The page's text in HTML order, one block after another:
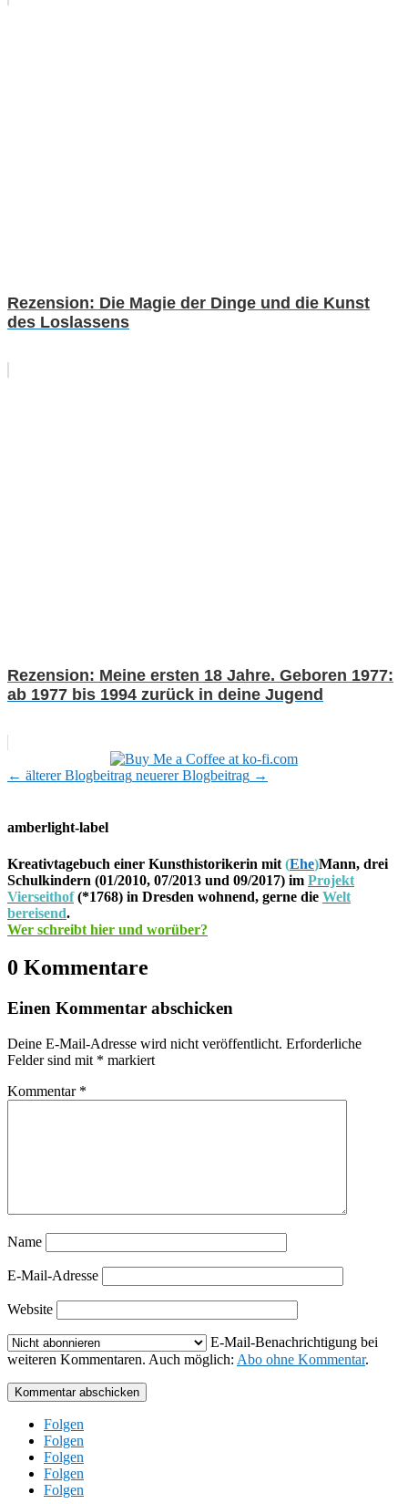
Rezension: Die Magie der Dinge und die Kunst
des Loslassens
Rezension: Meine ersten 18 Jahre. Geboren 1977:
ab 1977 bis 1994 zurück in deine Jugend
← älterer Blogbeitrag neuerer Blogbeitrag →
amberlight-label
Kreativtagebuch einer Kunsthistorikerin mit (Ehe)Mann, drei
Schulkindern (01/2010, 07/2013 und 09/2017) im Projekt
Vierseithof(*1768) in Dresden wohnend, gerne die Welt
bereisend.
Wer schreibt hier und worüber?
0 Kommentare
Einen Kommentar abschicken
Deine E-Mail-Adresse wird nicht veröffentlicht. Erforderliche
Felder sind mit * markiert
Kommentar *
Name
E-Mail-Adresse
Website
E-Mail-Benachrichtigung bei
weiteren Kommentaren. Auch möglich: Abo ohne Kommentar.
Kommentar abschicken
Folgen
Folgen
Folgen
Folgen
Folgen